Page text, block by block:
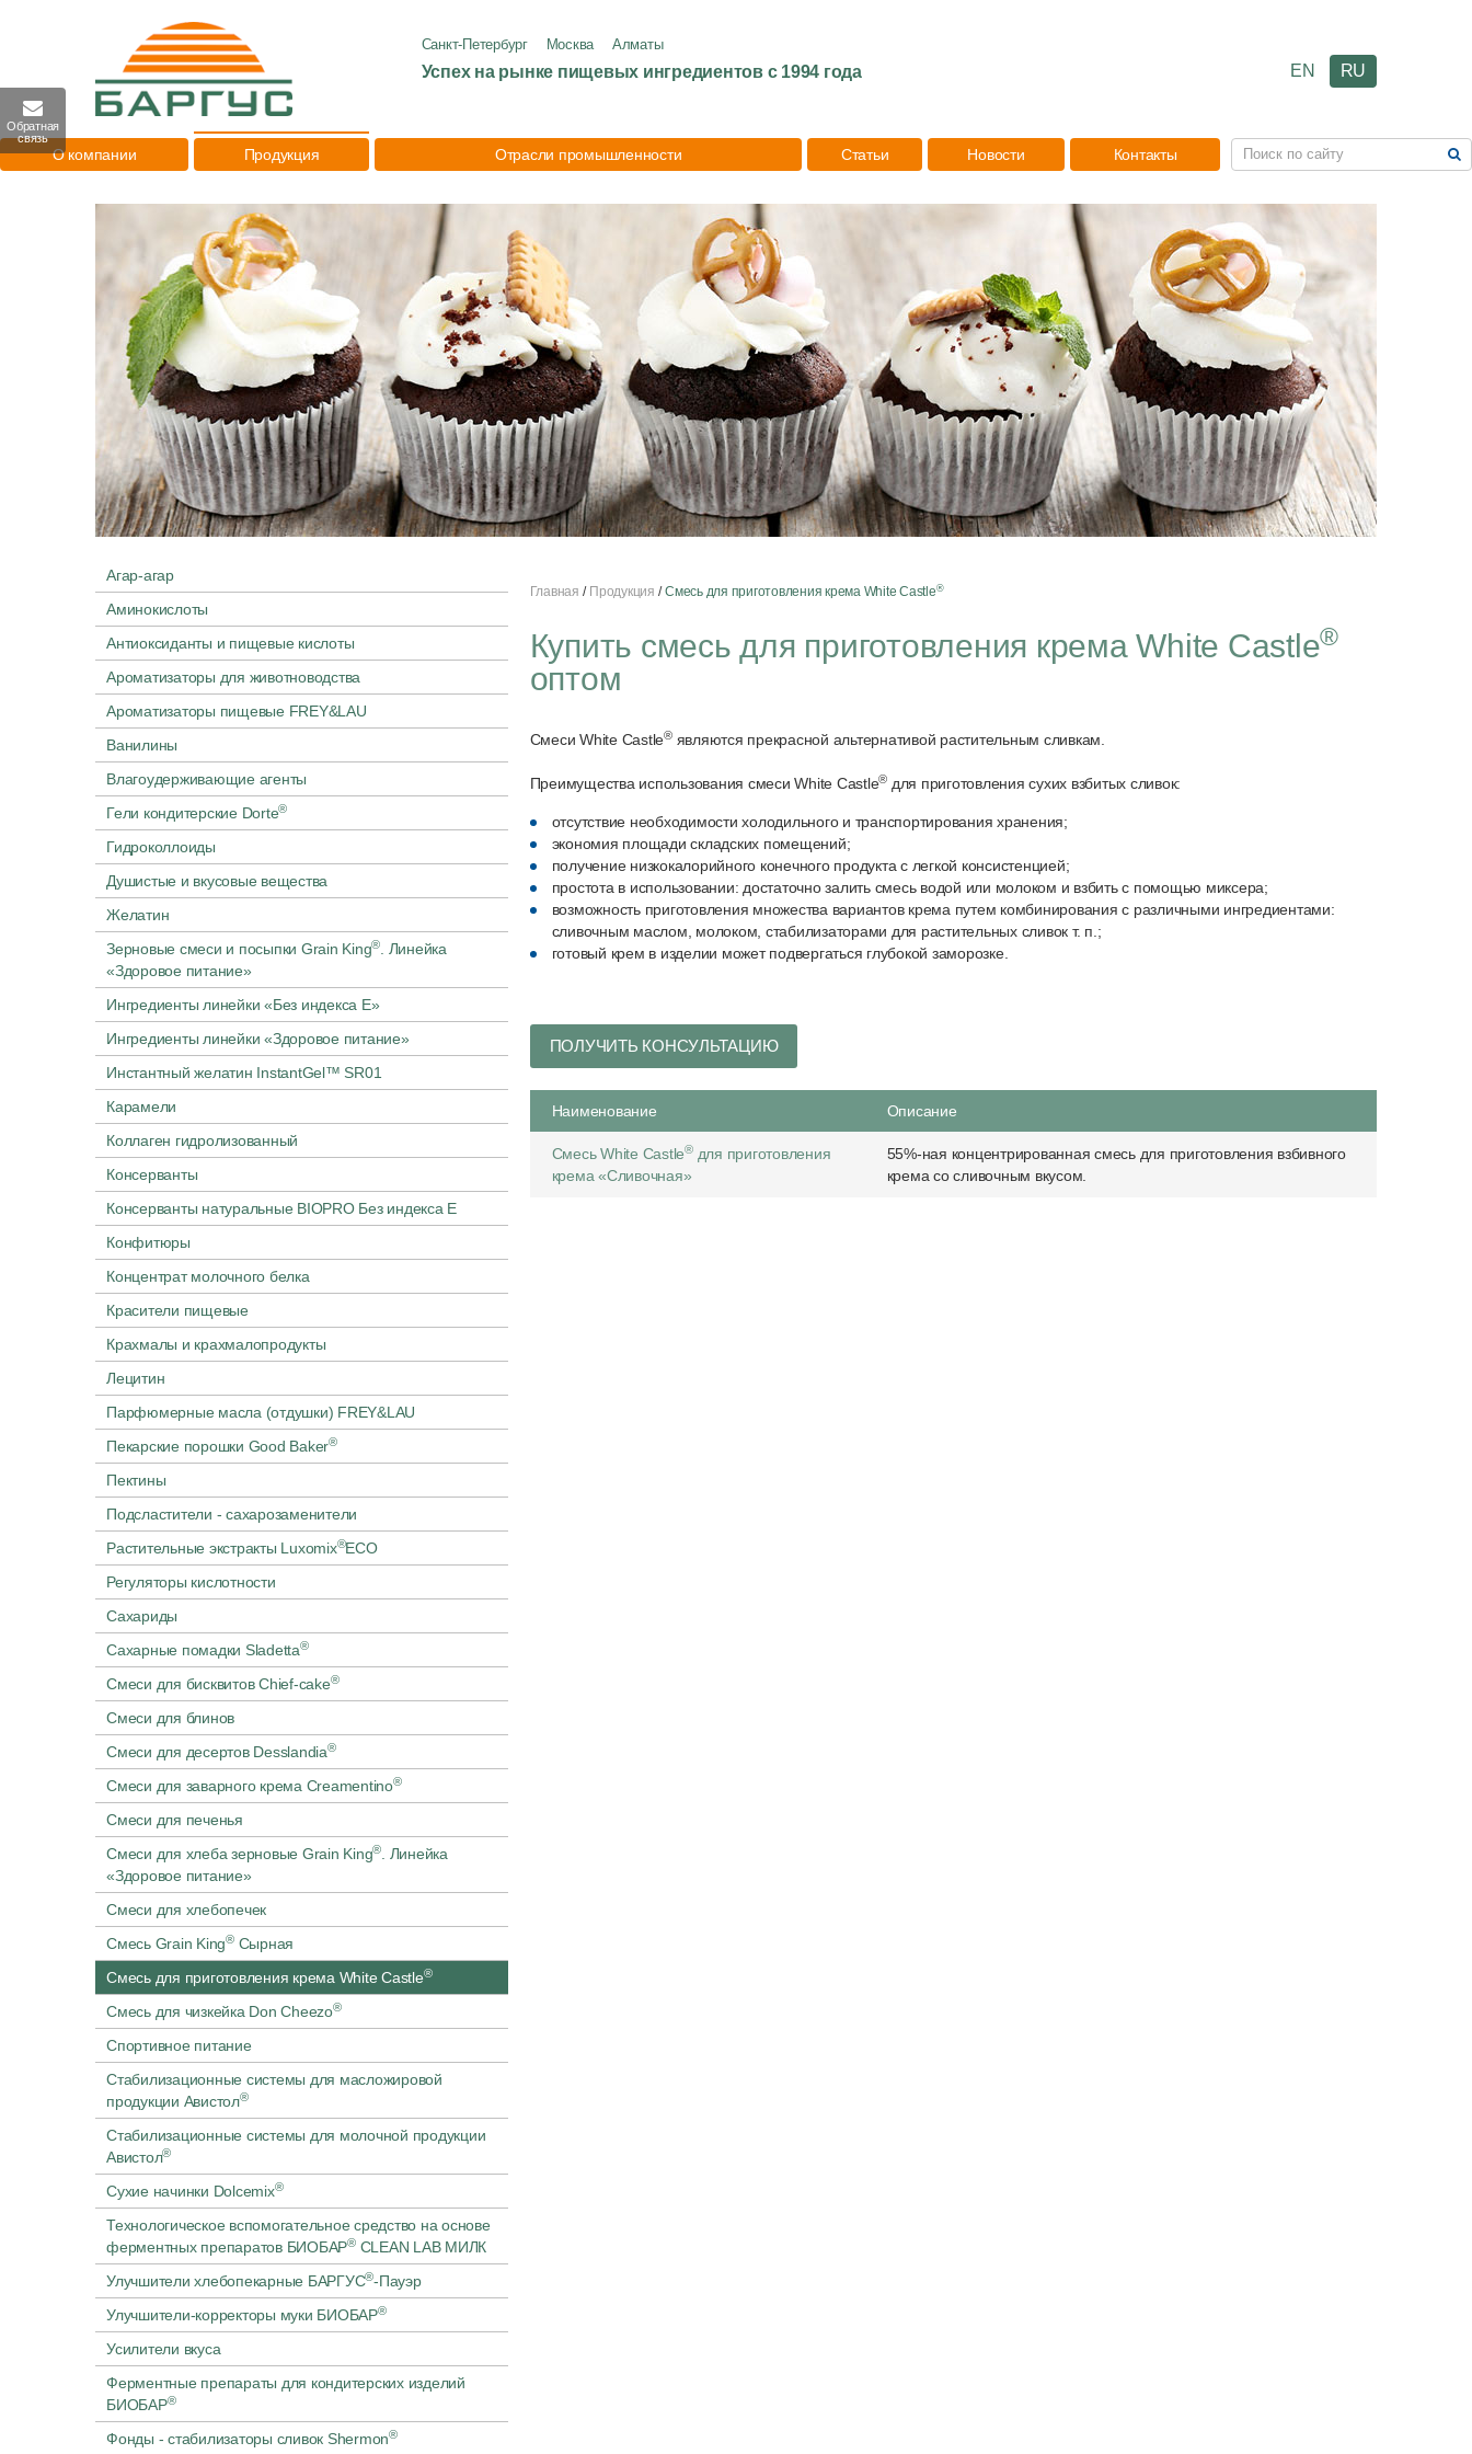
Санкт-Петербург Москва Алматы
Успех на рынке пищевых ингредиентов с 1994 года EN RU
О компании Продукция Отрасли промышленности Статьи Новости Контакты
Агар-агар
Аминокислоты
Антиоксиданты и пищевые кислоты
Ароматизаторы для животноводства
Ароматизаторы пищевые FREY&LAU
Ванилины
Влагоудерживающие агенты
Гели кондитерские Dorte®
Гидроколлоиды
Душистые и вкусовые вещества
Желатин
Зерновые смеси и посыпки Grain King®
. Линейка
«Здоровое питание»
Ингредиенты линейки «Без индекса E»
Ингредиенты линейки «Здоровое питание»
Инстантный желатин InstantGel™ SR01
Карамели
Коллаген гидролизованный
Консерванты
Консерванты натуральные BIOPRO Без индекса Е
Конфитюры
Концентрат молочного белка
Красители пищевые
Крахмалы и крахмалопродукты
Лецитин
Парфюмерные масла (отдушки) FREY&LAU
Пекарские порошки Good Baker®
Пектины
Подсластители - сахарозаменители
Растительные экстракты Luxomix®ECO
Регуляторы кислотности
Сахариды
Сахарные помадки Sladetta®
Смеси для бисквитов Chief-cake®
Смеси для блинов
Смеси для десертов Desslandia®
Смеси для заварного крема Creamentino®
Смеси для печенья
Смеси для хлеба зерновые Grain King®
. Линейка
«Здоровое питание»
Смеси для хлебопечек
Смесь Grain King®Сырная
Смесь для приготовления крема White Castle®
Смесь для чизкейка Don Cheezo®
Спортивное питание
Стабилизационные системы для масложировой
продукции Авистол®
Стабилизационные системы для молочной продукции
Авистол®
Сухие начинки Dolcemix®
Технологическое вспомогательное средство на основе
ферментных препаратов БИОБАР®CLEAN LAB МИЛК
Улучшители хлебопекарные БАРГУС®-Пауэр
Улучшители-корректоры муки БИОБАР®
Усилители вкуса
Ферментные препараты для кондитерских изделий
БИОБАР®
Фонды - стабилизаторы сливок Shermon®
Главная Продукция Смесь для приготовления крема White Castle®
Купить смесь для приготовления крема White Castle®
оптом
Смеси White Castle®являются прекрасной альтернативой растительным сливкам.
Преимущества использования смеси White Castle® для приготовления сухих взбитых сливок:
отсутствие необходимости холодильного и транспортирования хранения;
экономия площади складских помещений;
получение низкокалорийного конечного продукта с легкой консистенцией;
простота в использовании: достаточно залить смесь водой или молоком и взбить с помощью миксера;
возможность приготовления множества вариантов крема путем комбинирования с различными ингредиентами:
сливочным маслом, молоком, стабилизаторами для растительных сливок т. п.;
готовый крем в изделии может подвергаться глубокой заморозке.
ПОЛУЧИТЬ КОНСУЛЬТАЦИЮ
Наименование Описание
Смесь White Castle®для приготовления
крема «Сливочная»
55%-ная концентрированная смесь для приготовления взбивного
крема со сливочным вкусом.
Обратная
связь